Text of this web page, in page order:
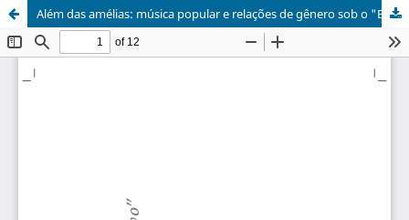
Além das amélias: música popular e relações de gênero sob o "Estado Novo"